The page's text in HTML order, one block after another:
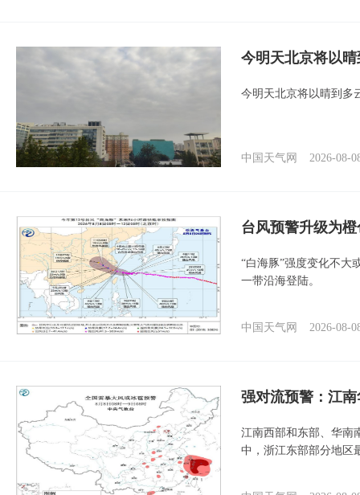
今明天北京将以
今明天北京将以晴到多
中国天气网 2026-08-
台风预警升级为
“白海豚”强度变化不大
一带沿海登陆。
中国天气网 2026-08-
强对流预警：江
江南西部和东部、华南
中，浙江东部部分地区